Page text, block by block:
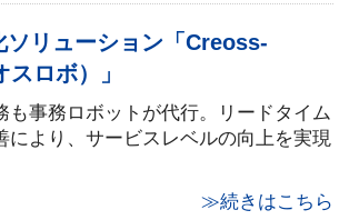
ソリューション「Creoss-
ロボ）」
も事務ロボットが代行。リードタイム
により、サービスレベルの向上を実現
≫続きはこちら